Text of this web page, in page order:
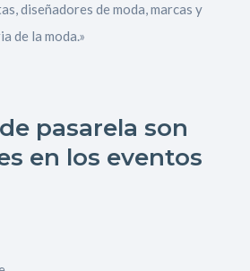
diseñadores de moda, marcas y
de la moda.»
pasarela son
en los eventos